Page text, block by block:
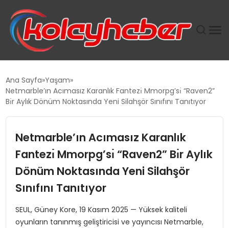
SUWEN’IN İSTIHDAM MODELI EKONOMIDE KADIN
TANYER YAPI ZEMIN MÜHENDISLIĞINDE HEDEF
BÜYÜTTÜ
TOROSLAR’DA PAZAR GERGİNLİĞİ!
Ana Sayfa Yaşam
Netmarble’ın Acımasız Karanlık Fantezı̇ Mmorpg’sı̇ “Raven2”
Bı̇r Aylık Dönüm Noktasında Yeni Silahşör Sınıfını Tanıtıyor
Netmarble’ın Acımasız Karanlık
Fantezı̇ Mmorpg’sı̇ “Raven2” Bı̇r Aylık
Dönüm Noktasında Yeni Silahşör
Sınıfını Tanıtıyor
SEUL, Güney Kore, 19 Kasım 2025 — Yüksek kaliteli
oyunların tanınmış geliştiricisi ve yayıncısı Netmarble,